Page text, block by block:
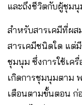
และถึงชีวิตกับผู้ชุมนุ
สำหรับสารเคมีที่ผส
สารเคมีชนิดใด แต่มี
ชุมนุม ซึ่งการใช้เค
เกิดการชุมนุมตาม
เตือนตามขั้นตอน ก่